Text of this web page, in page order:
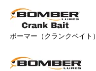
ボーマー（クランクベイト）